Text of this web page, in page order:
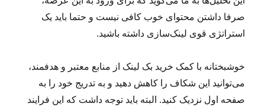
صرفا داشتن محتوای خوب کافی نیست و حتما باید یک
استراتژی قوی لینک‌سازی داشته باشید.
خوشبختانه با کمک خرید بک لینک از منابع معتبر و هدفمند،
می‌توانید این شکاف را کاهش دهید و به تدریج خود را به
صفحه اول نزدیک کنید. البته باید توجه داشت که این فرایند